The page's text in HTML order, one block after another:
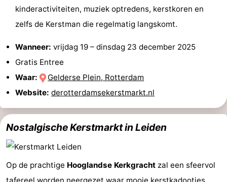
Zierikzee
Oosterschelde
Burgh
Haamstede
-
Kop
van
Contact
kinderactiviteiten, muziek optredens, kerstkoren en
zelfs de Kerstman die regelmatig langskomt.
Wanneer: vrijdag 19 – dinsdag 23 december 2025
Gratis Entree
Waar:
Gelderse Plein, Rotterdam
Website: derotterdamsekerstmarkt.nl
Nostalgische Kerstmarkt in Leiden
Op de prachtige Hooglandse Kerkgracht zal een sfeervol